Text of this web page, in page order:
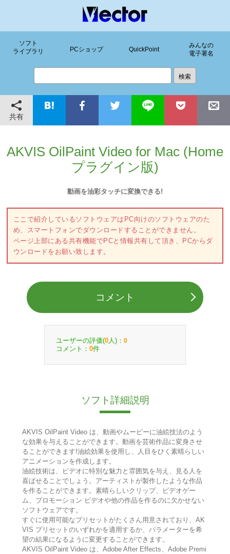
ソフト
ライブラリ
PCショップ QuickPoint
みんなの
電子署名
共有
AKVIS OilPaint Video for Mac (Home
プラグイン版)
動画を油彩タッチに変換できる!
ここで紹介しているソフトウェアはPC向けのソフトウェアのた
め、スマートフォンでダウンロードすることができません。
ページ上部にある共有機能でPCと情報共有して頂き、PCからダ
ウンロードをお願い致します。
コメント
ユーザーの評価(0 人)： 0
コメント： 0件
ソフト詳細説明
AKVIS OilPaint Video は、動画やムービーに油絵技法のよう
な効果を与えることができます。動画を芸術作品に変身させ
ることができます!油絵効果を使用し、人目をひく素晴らしい
アニメーションを作成します。
油絵技術は、ビデオに特別な魅力と雰囲気を与え、見る人を
喜ばせることでしょう。アーティストが製作したような作品
を作ることができます。素晴らしいクリップ、ビデオゲー
ム、プロモーション ビデオや他の作品を作るのに欠かせない
ソフトウェアです。
すぐに使用可能なプリセットがたくさん用意されており、AK
VIS プリセットのいずれかを適用するか、パラメーターを希
望の結果になるように変更することができます。
AKVIS OilPaint Video は、Adobe After Effects、Adobe Premi